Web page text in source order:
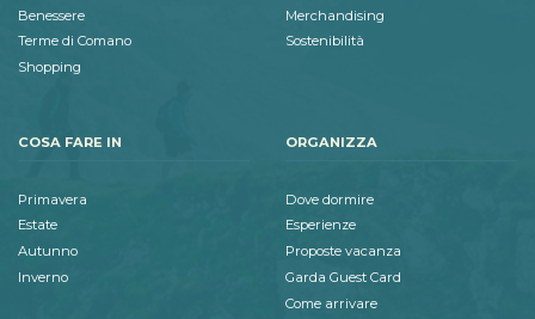
Benessere
Terme di Comano
Shopping
Merchandising
Sostenibilità
COSA FARE IN
Primavera
Estate
Autunno
Inverno
ORGANIZZA
Dove dormire
Esperienze
Proposte vacanza
Garda Guest Card
Come arrivare